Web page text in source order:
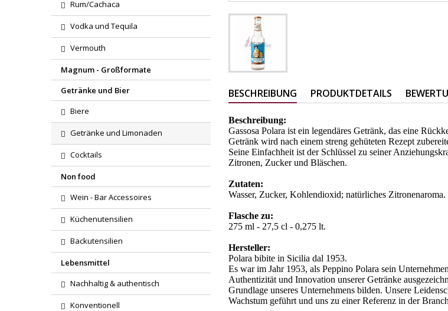
Rum/Cachaca
Vodka und Tequila
Vermouth
Magnum - Großformate
Getränke und Bier
Biere
Getränke und Limonaden
Cocktails
Non food
Wein - Bar Accessoires
Küchenutensilien
Backutensilien
Lebensmittel
Nachhaltig & authentisch
Konventionell
BESCHREIBUNG PRODUKTDETAILS
Beschreibung:
Gassosa Polara ist ein legendäres Getränk, das eine
Getränk wird nach einem streng gehüteten Rezept
Seine Einfachheit ist der Schlüssel zu seiner
Zitronen, Zucker und Bläschen.
Zutaten:
Wasser, Zucker, Kohlendioxid; natürliches
Flasche zu:
275 ml - 27,5 cl - 0,275 lt.
Hersteller:
Polara bibite in Sicilia dal 1953.
Es war im Jahr 1953, als Peppino Polara sein
Authentizität und Innovation unserer Getränke
Grundlage unseres Unternehmens bilden. Unsere
Wachstum geführt und uns zu einer Referenz in der